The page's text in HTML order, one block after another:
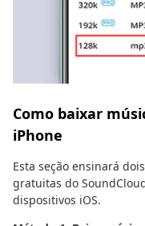
Como baixar
iPhone
Esta seção ensinará
gratuitas do
dispositivos iOS.